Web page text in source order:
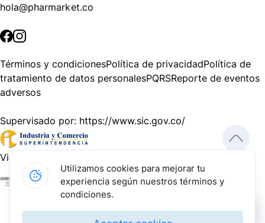
hola@pharmarket.co
Términos y condicionesPolítica de privacidadPolítica de
tratamiento de datos personalesPQRSReporte de eventos
adversos
Supervisado por: https://www.sic.gov.co/
Vigilado por:
Gracias a nuestros impulsadores, podemos presentarte la
solución tecnológica más avanzada para resolver los
Utilizamos cookies para mejorar tu
experiencia según nuestros términos y
condiciones.